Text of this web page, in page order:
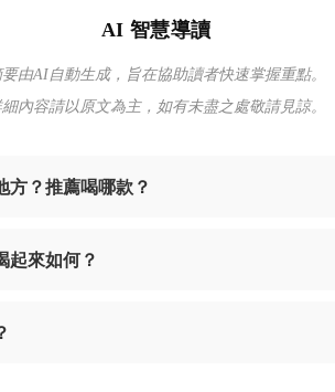
AI 智慧導讀
要由AI自動生成，旨在協助讀者快速掌握重點。
內容請以原文為主，如有未盡之處敬請見諒。
方？推薦喝哪款？
起來如何？